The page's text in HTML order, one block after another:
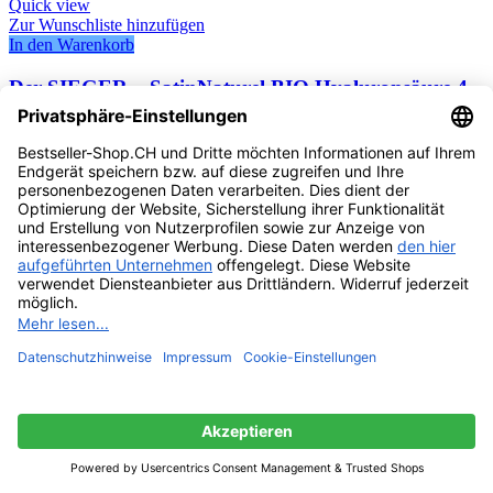
Quick view
Zur Wunschliste hinzufügen
In den Warenkorb
Der SIEGER – SatinNaturel BIO Hyaluronsäure 4-
Fach Konzentrat – Anti Aging gegen Falten
Vorrätig
CHF68.95 Ursprünglicher Preis war:
CHF68.95CHF57.50Aktueller Preis ist: CHF57.50.